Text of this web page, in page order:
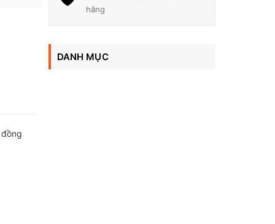
hãng
DANH MỤC